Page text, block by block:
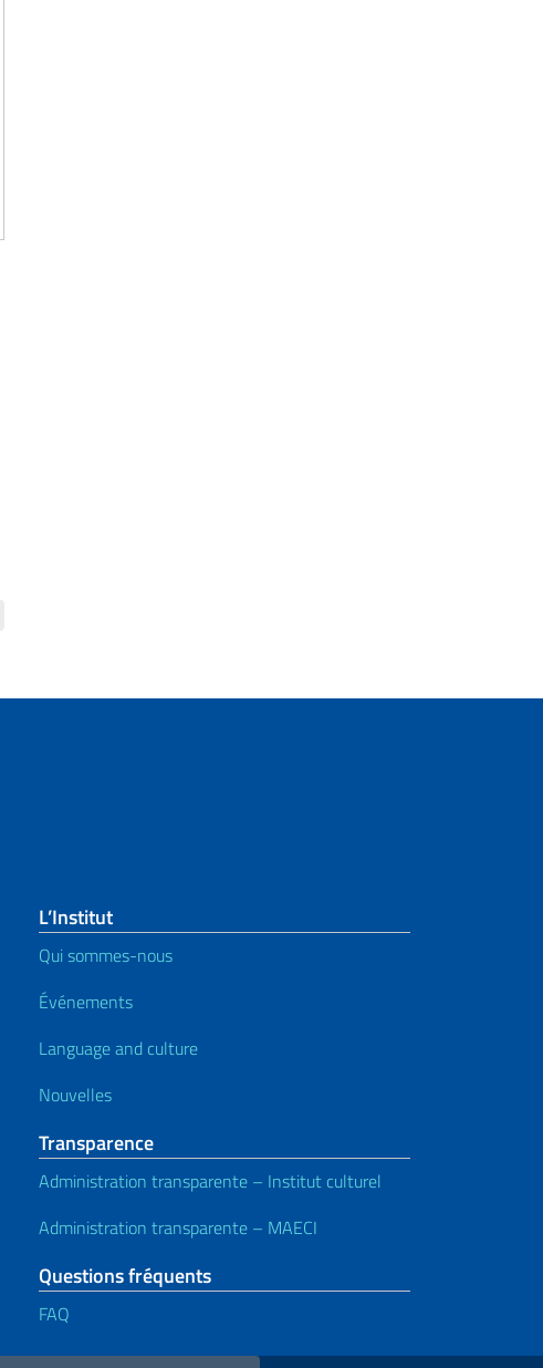
L’Institut
Qui sommes-nous
Événements
Language and culture
Nouvelles
Transparence
Administration transparente – Institut culturel
Administration transparente – MAECI
Questions fréquents
FAQ